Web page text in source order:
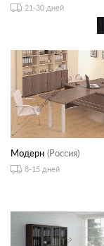
21-30 дней
Модерн (Россия)
8-15 дней